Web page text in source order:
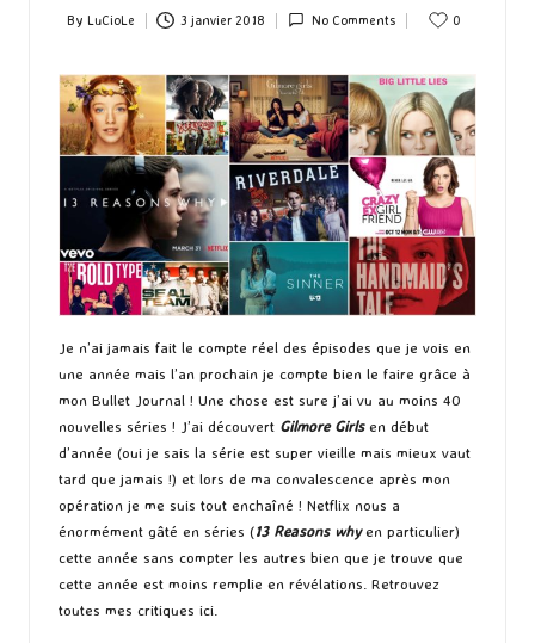
Posted
By LuCioLe 3 janvier 2018 No Comments 0
Je n’ai jamais fait le compte réel des épisodes que je vois en
une année mais l’an prochain je compte bien le faire grâce à
mon Bullet Journal ! Une chose est sure j’ai vu au moins 40
nouvelles séries ! J’ai découvert Gilmore Girlsen début
d’année (oui je sais la série est super vieille mais mieux vaut
tard que jamais !) et lors de ma convalescence après mon
opération je me suis tout enchaîné ! Netflix nous a
énormément gâté en séries (13 Reasons whyen particulier)
cette année sans compter les autres bien que je trouve que
cette année est moins remplie en révélations. Retrouvez
toutes mes critiques ici